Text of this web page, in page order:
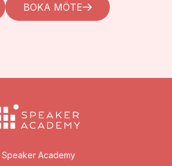
BOKA MÖTE
Speaker Academy